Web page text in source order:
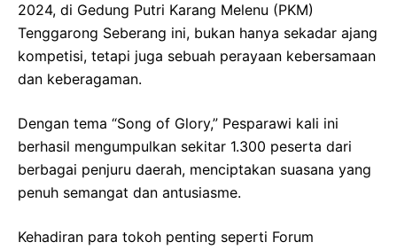
2024, di Gedung Putri Karang Melenu (PKM)
Tenggarong Seberang ini, bukan hanya sekadar ajang
kompetisi, tetapi juga sebuah perayaan kebersamaan
dan keberagaman.
Dengan tema “Song of Glory,” Pesparawi kali ini
berhasil mengumpulkan sekitar 1.300 peserta dari
berbagai penjuru daerah, menciptakan suasana yang
penuh semangat dan antusiasme.
Kehadiran para tokoh penting seperti Forum